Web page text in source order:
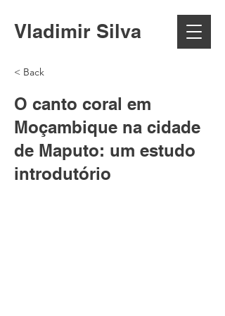
Vladimir Silva
< Back
O canto coral em
Moçambique na cidade
de Maputo: um estudo
introdutório